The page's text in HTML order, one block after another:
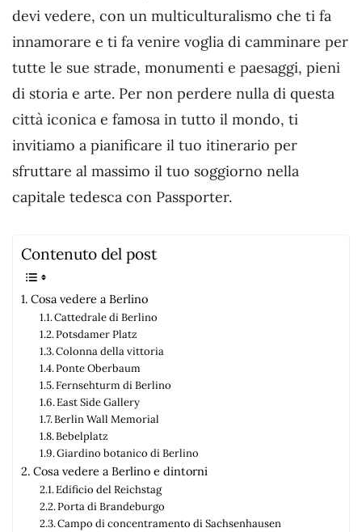
devi vedere, con un multiculturalismo che ti fa
innamorare e ti fa venire voglia di camminare per
tutte le sue strade, monumenti e paesaggi, pieni
di storia e arte. Per non perdere nulla di questa
città iconica e famosa in tutto il mondo, ti
invitiamo a pianificare il tuo itinerario per
sfruttare al massimo il tuo soggiorno nella
capitale tedesca con Passporter.
Contenuto del post
Cosa vedere a Berlino
Cattedrale di Berlino
Potsdamer Platz
Colonna della vittoria
Ponte Oberbaum
Fernsehturm di Berlino
East Side Gallery
Berlin Wall Memorial
Bebelplatz
Giardino botanico di Berlino
Cosa vedere a Berlino e dintorni
Edificio del Reichstag
Porta di Brandeburgo
Campo di concentramento di Sachsenhausen